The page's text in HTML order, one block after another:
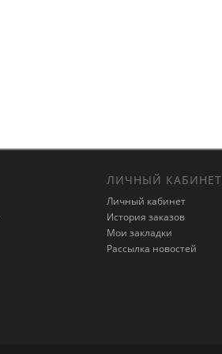
ЛИЧНЫЙ КАБИНЕТ
Личный кабинет
История заказов
Мои закладки
Рассылка новостей